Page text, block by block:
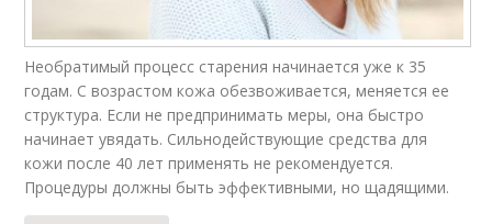
Необратимый процесс старения начинается уже к 35
годам. С возрастом кожа обезвоживается, меняется ее
структура. Если не предпринимать меры, она быстро
начинает увядать. Сильнодействующие средства для
кожи после 40 лет применять не рекомендуется.
Процедуры должны быть эффективными, но щадящими.